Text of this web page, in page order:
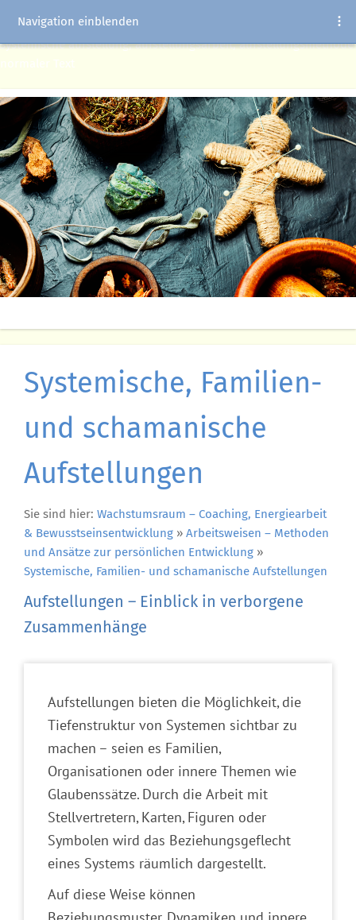
systemische aufstellung, aufstellungsarbeit, aufstellungsmethode
Navigation einblenden
Systemische, Familien-
und schamanische
Aufstellungen
Sie sind hier: Wachstumsraum – Coaching, Energiearbeit
& Bewusstseinsentwicklung » Arbeitsweisen – Methoden
und Ansätze zur persönlichen Entwicklung »
Systemische, Familien- und schamanische Aufstellungen
Aufstellungen – Einblick in verborgene
Zusammenhänge
Aufstellungen bieten die Möglichkeit, die
Tiefenstruktur von Systemen sichtbar zu
machen – seien es Familien,
Organisationen oder innere Themen wie
Glaubenssätze. Durch die Arbeit mit
Stellvertretern, Karten, Figuren oder
Symbolen wird das Beziehungsgeflecht
eines Systems räumlich dargestellt.
Auf diese Weise können